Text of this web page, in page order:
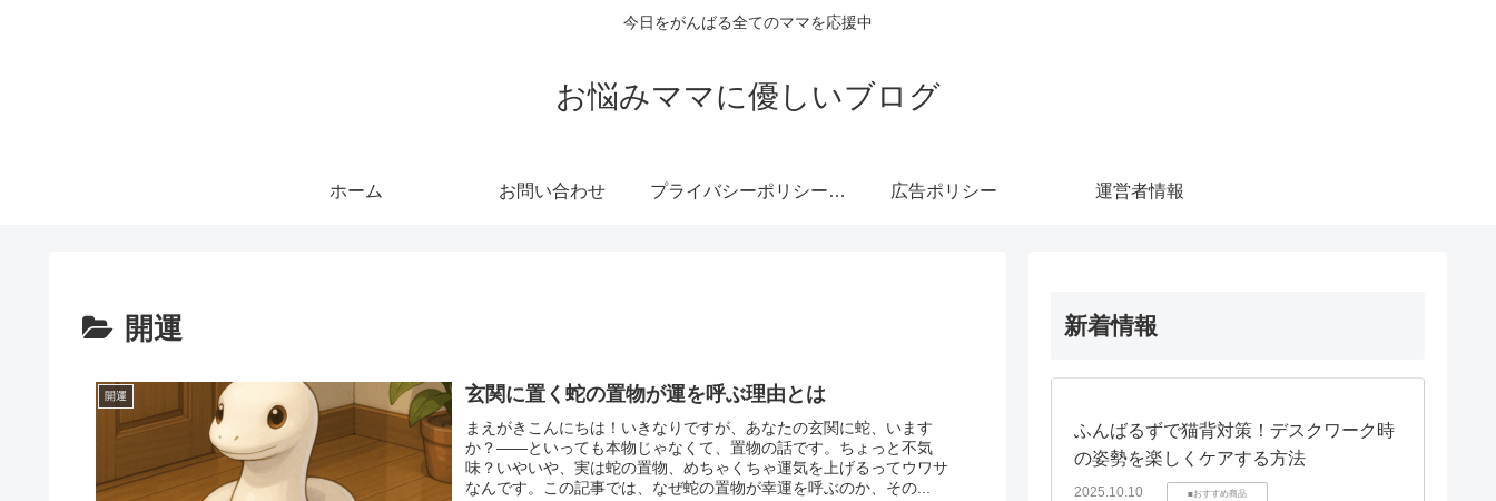
今日をがんばる全てのママを応援中
お悩みママに優しいブログ
ホーム お問い合わせ プライバシーポリシー・免責事項 広告ポリシー 運営者情報
開運
開運 玄関に置く蛇の置物が運を呼ぶ理由とは
まえがきこんにちは！いきなりですが、あなたの玄関に蛇、います
か？――といっても本物じゃなくて、置物の話です。ちょっと不気
味？いやいや、実は蛇の置物、めちゃくちゃ運気を上げるってウワサ
なんです。この記事では、なぜ蛇の置物が幸運を呼ぶのか、その...
新着情報
ふんばるずで猫背対策！デスクワーク時
の姿勢を楽しくケアする方法
2025.10.10 ■おすすめ商品